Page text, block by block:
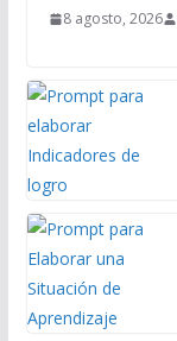
8 agosto, 2026